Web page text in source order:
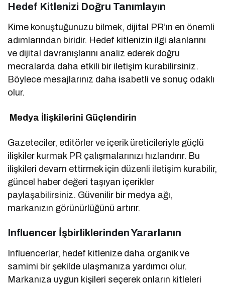
Hedef Kitlenizi Doğru Tanımlayın
Kime konuştuğunuzu bilmek, dijital PR’ın en önemli
adımlarından biridir. Hedef kitlenizin ilgi alanlarını
ve dijital davranışlarını analiz ederek doğru
mecralarda daha etkili bir iletişim kurabilirsiniz.
Böylece mesajlarınız daha isabetli ve sonuç odaklı
olur.
Medya İlişkilerini Güçlendirin
Gazeteciler, editörler ve içerik üreticileriyle güçlü
ilişkiler kurmak PR çalışmalarınızı hızlandırır. Bu
ilişkileri devam ettirmek için düzenli iletişim kurabilir,
güncel haber değeri taşıyan içerikler
paylaşabilirsiniz. Güvenilir bir medya ağı,
markanızın görünürlüğünü artırır.
Influencer İşbirliklerinden Yararlanın
Influencerlar, hedef kitlenize daha organik ve
samimi bir şekilde ulaşmanıza yardımcı olur.
Markanıza uygun kişileri seçerek onların kitleleri